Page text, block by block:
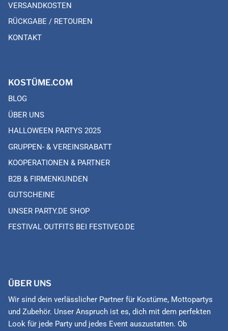
VERSANDKOSTEN
RÜCKGABE / RETOUREN
KONTAKT
KOSTÜME.COM
BLOG
ÜBER UNS
HALLOWEEN PARTYS 2025
GRUPPEN- & VEREINSRABATT
KOOPERATIONEN & PARTNER
B2B & FIRMENKUNDEN
GUTSCHEINE
UNSER PARTY.DE SHOP
FESTIVAL OUTFITS BEI FESTIVEO.DE
ÜBER UNS
Wir sind dein verlässlicher Partner für Kostüme, Mottopartys
und Zubehör. Unser Anspruch ist es, dich mit dem perfekten
Look für jede Party und jedes Event auszustatten. Ob